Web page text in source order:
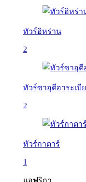
ทัวร์อิหร่าน
2
ทัวร์ซาอุดีอาระเบีย
2
ทัวร์กาตาร์
1
แอฟริกา